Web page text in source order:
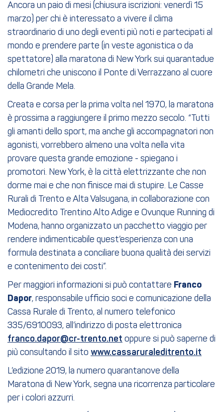
Ancora un paio di mesi (chiusura iscrizioni: venerdì 15
marzo) per chi è interessato a vivere il clima
straordinario di uno degli eventi più noti e partecipati al
mondo e prendere parte (in veste agonistica o da
spettatore) alla maratona di New York sui quarantadue
chilometri che uniscono il Ponte di Verrazzano al cuore
della Grande Mela.
Creata e corsa per la prima volta nel 1970, la maratona
è prossima a raggiungere il primo mezzo secolo. “Tutti
gli amanti dello sport, ma anche gli accompagnatori non
agonisti, vorrebbero almeno una volta nella vita
provare questa grande emozione - spiegano i
promotori. New York, è la città elettrizzante che non
dorme mai e che non finisce mai di stupire. Le Casse
Rurali di Trento e Alta Valsugana, in collaborazione con
Mediocredito Trentino Alto Adige e Ovunque Running di
Modena, hanno organizzato un pacchetto viaggio per
rendere indimenticabile quest’esperienza con una
formula destinata a conciliare buona qualità dei servizi
e contenimento dei costi”.
Per maggiori informazioni si può contattare Franco
Dapor, responsabile ufficio soci e comunicazione della
Cassa Rurale di Trento, al numero telefonico
335/6910093, all’indirizzo di posta elettronica
franco.dapor@cr-trento.net oppure si può saperne di
più consultando il sito www.cassaruraleditrento.it
L’edizione 2019, la numero quarantanove della
Maratona di New York, segna una ricorrenza particolare
per i colori azzurri.